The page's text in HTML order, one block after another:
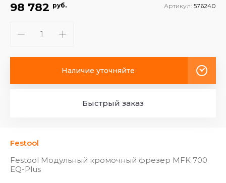
Festool
Festool Модульный кромочный фрезер MFK 700
EQ-Plus
98 782 руб. Артикул: 576240
Наличие уточняйте
Быстрый заказ